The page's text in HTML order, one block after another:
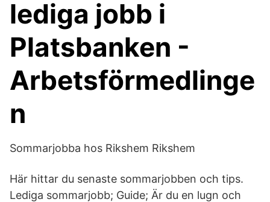
lediga jobb i
Platsbanken -
Arbetsförmedlinge
n
Sommarjobba hos Rikshem Rikshem
Här hittar du senaste sommarjobben och tips.
Lediga sommarjobb; Guide; Är du en lugn och